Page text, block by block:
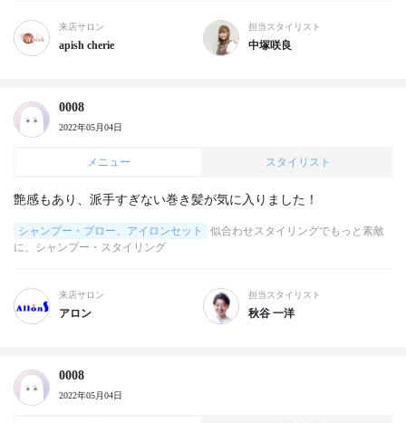
来店サロン
apish cherie
担当スタイリスト
中塚咲良
0008
2022年05月04日
メニュー スタイリスト
艶感もあり、派手すぎない巻き髪が気に入りました！
シャンプー・ブロー、アイロンセット
似合わせスタイリングでもっと素敵
に、シャンプー・スタイリング
来店サロン
アロン
担当スタイリスト
秋谷 一洋
0008
2022年05月04日